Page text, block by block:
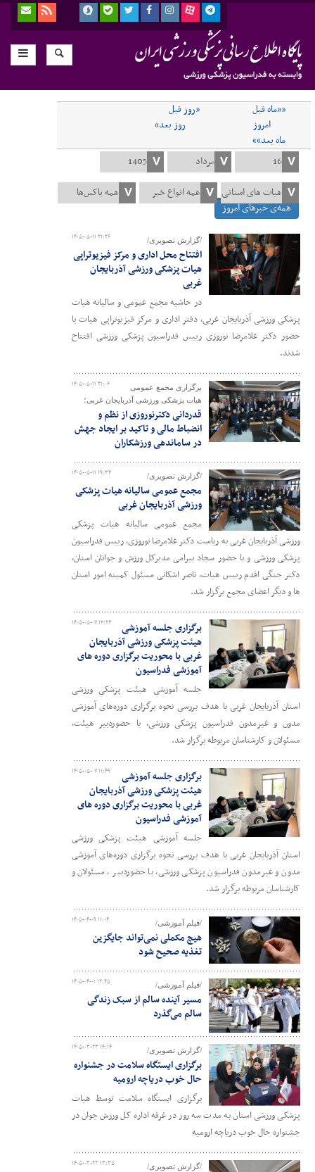
««ماه قبل
«روز قبل
امروز
روز بعد»
ماه بعد»»
همه‌ی خبرهای امروز
۱۴۰۵-۰۵-۱۱ ۲۱:۲۶ /گزارش تصویری/
افتتاح محل اداری و مرکز فیزیوتراپی
هیات پزشکی ورزشی آذربایجان
غربی
در حاشیه مجمع عمومی و سالیانه هیات
پزشکی ورزشی آذربایجان غربی، دفتر اداری و مرکز فیزیوتراپی هیات با
حضور دکتر غلامرضا نوروزی رییس فدراسیون پزشکی ورزشی افتتاح
شدند.
۱۴۰۵-۰۵-۱۱ ۲۱:۰۶
برگزاری مجمع عمومی
هیات پزشکی ورزشی آذربایجان غربی؛
قدردانی دکترنوروزی از نظم و
انضباط مالی و تاکید بر ایجاد جهش
در ساماندهی ورزشکاران
۱۴۰۵-۰۵-۱۱ ۱۹:۳۴ /گزارش تصویری/
مجمع عمومی سالیانه هیات پزشکی
ورزشی آذربایجان غربی
مجمع عمومی سالیانه هیات پزشکی
ورزشی آذربایجان غربی به ریاست دکتر غلامرضا نوروزی، رییس فدراسیون
پزشکی ورزشی و با حضور سجاد بیرامی مدیرکل ورزش و جوانان استان،
دکتر جنگی اقدم رییس هیات، ناصر اشکانی مسئول کمیته امور استان
ها و دیگر اعضای مجمع برگزار شد.
۱۴۰۵-۰۵-۰۷ ۱۲:۲۳
برگزاری جلسه آموزشی
هیئت پزشکی ورزشی آذربایجان
غربی با محوریت برگزاری دوره های
آموزشی فدراسیون
جلسه آموزشی هیئت پزشکی ورزشی
استان آذربایجان غربی با هدف بررسی نحوه برگزاری دوره‌های آموزشی
مدون و غیرمدون فدراسیون پزشکی ورزشی، با حضوردبیر هیئت،
مسئولان و کارشناسان مربوطه برگزار شد.
۱۴۰۵-۰۵-۰۷ ۱۱:۴۹
برگزاری جلسه آموزشی
هیئت پزشکی ورزشی آذربایجان
غربی با محوریت برگزاری دوره های
آموزشی فدراسیون
جلسه آموزشی هیئت پزشکی ورزشی
استان آذربایجان غربی با هدف بررسی نحوه برگزاری دوره‌های آموزشی
مدون و غیرمدون فدراسیون پزشکی ورزشی، با حضوردبیر ، مسئولان و
کارشناسان مربوطه برگزار شد.
۱۴۰۵-۰۴-۰۹ ۱۱:۰۴ /فیلم آموزشی/
هیچ مکملی نمی‌تواند جایگزین
تغذیه صحیح شود
۱۴۰۵-۰۴-۰۱ ۱۲:۴۵ /فیلم آموزشی/
مسیر آینده سالم از سبک زندگی
سالم می‌گذرد
۱۴۰۵-۰۳-۲۳ ۱۴:۱۴ /گزارش تصویری/
برگزاری ایستگاه سلامت در جشنواره
حال خوب دریاچه ارومیه
برگزاری ایستگاه سلامت توسط هیات
پزشکی ورزشی استان به مدت سه روز در غرفه اداره کل ورزش جوان در
جشنواره حال خوب دریاچه ارومیه
۱۴۰۵-۰۳-۲۳ ۱۳:۳۵ /گزارش تصویری/